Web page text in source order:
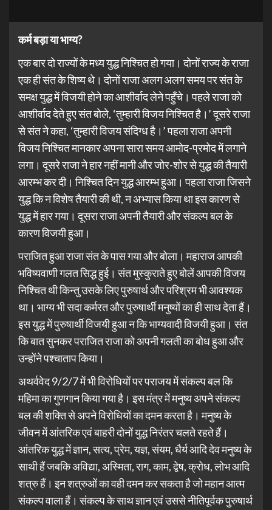
कर्म बड़ा या भाग्य?
एक बार दो राज्यों के मध्य युद्ध निश्चित हो गया। दोनों राज्य के राजा
एक ही संत के शिष्य थे। दोनों राजा अलग अलग समय पर संत के
समक्ष युद्ध में विजयी होने का आशीर्वाद लेने पहुँचे। पहले राजा को
आशीर्वाद देते हुए संत बोले, ‘तुम्हारी विजय निश्चित है।’ दूसरे राजा
से संत ने कहा, ‘तुम्हारी विजय संदिग्ध है।’ पहला राजा अपनी
विजय निश्चित मानकार अपना सारा समय आमोद-प्रमोद में लगाने
लगा। दूसरे राजा ने हार नहीं मानी और जोर-शोर से युद्ध की तैयारी
आरम्भ कर दी। निश्चित दिन युद्ध आरम्भ हुआ। पहला राजा जिसने
युद्ध कि न विशेष तैयारी की थी, न अभ्यास किया था इस कारण से
युद्ध में हार गया। दूसरा राजा अपनी तैयारी और संकल्प बल के
कारण विजयी हुआ।
पराजित हुआ राजा संत के पास गया और बोला। महाराज आपकी
भविष्यवाणी गलत सिद्ध हुई। संत मुस्कुराते हुए बोलें आपकी विजय
निश्चित थी किन्तु उसके लिए पुरुषार्थ और परिश्रम भी आवश्यक
था। भाग्य भी सदा कर्मरत और पुरुषार्थी मनुष्यों का ही साथ देता हैं।
इस युद्ध में पुरुषार्थी विजयी हुआ न कि भाग्यवादी विजयी हुआ। संत
कि बात सुनकर पराजित राजा को अपनी गलती का बोध हुआ और
उन्होंने पश्चाताप किया।
अथर्ववेद 9/2/7 में भी विरोधियों पर पराजय में संकल्प बल कि
महिमा का गुणगान किया गया है। इस मंत्र में मनुष्य अपने संकल्प
बल की शक्ति से अपने विरोधियों का दमन करता है। मनुष्य के
जीवन में आंतरिक एवं बाहरी दोनों युद्ध निरंतर चलते रहते हैं।
आंतरिक युद्ध में ज्ञान, सत्य, प्रेम, यज्ञ, संयम, धैर्य आदि देव मनुष्य के
साथी हैं जबकि अविद्या, अस्मिता, राग, काम, द्वेष, क्रोध, लोभ आदि
शत्रु हैं। इन शत्रुओं का वही दमन कर सकता है जो महान आत्म
संकल्प वाला हैं। संकल्प के साथ ज्ञान एवं उससे नीतिपूर्वक पुरुषार्थ